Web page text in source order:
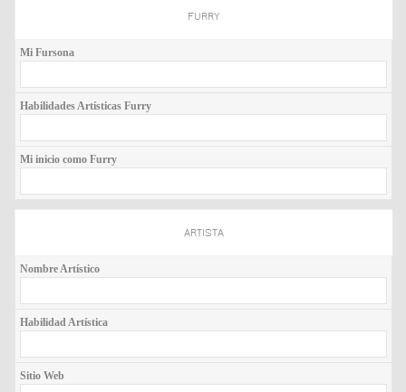
FURRY
Mi Fursona
Habilidades Artísticas Furry
Mi inicio como Furry
ARTISTA
Nombre Artístico
Habilidad Artística
Sitio Web